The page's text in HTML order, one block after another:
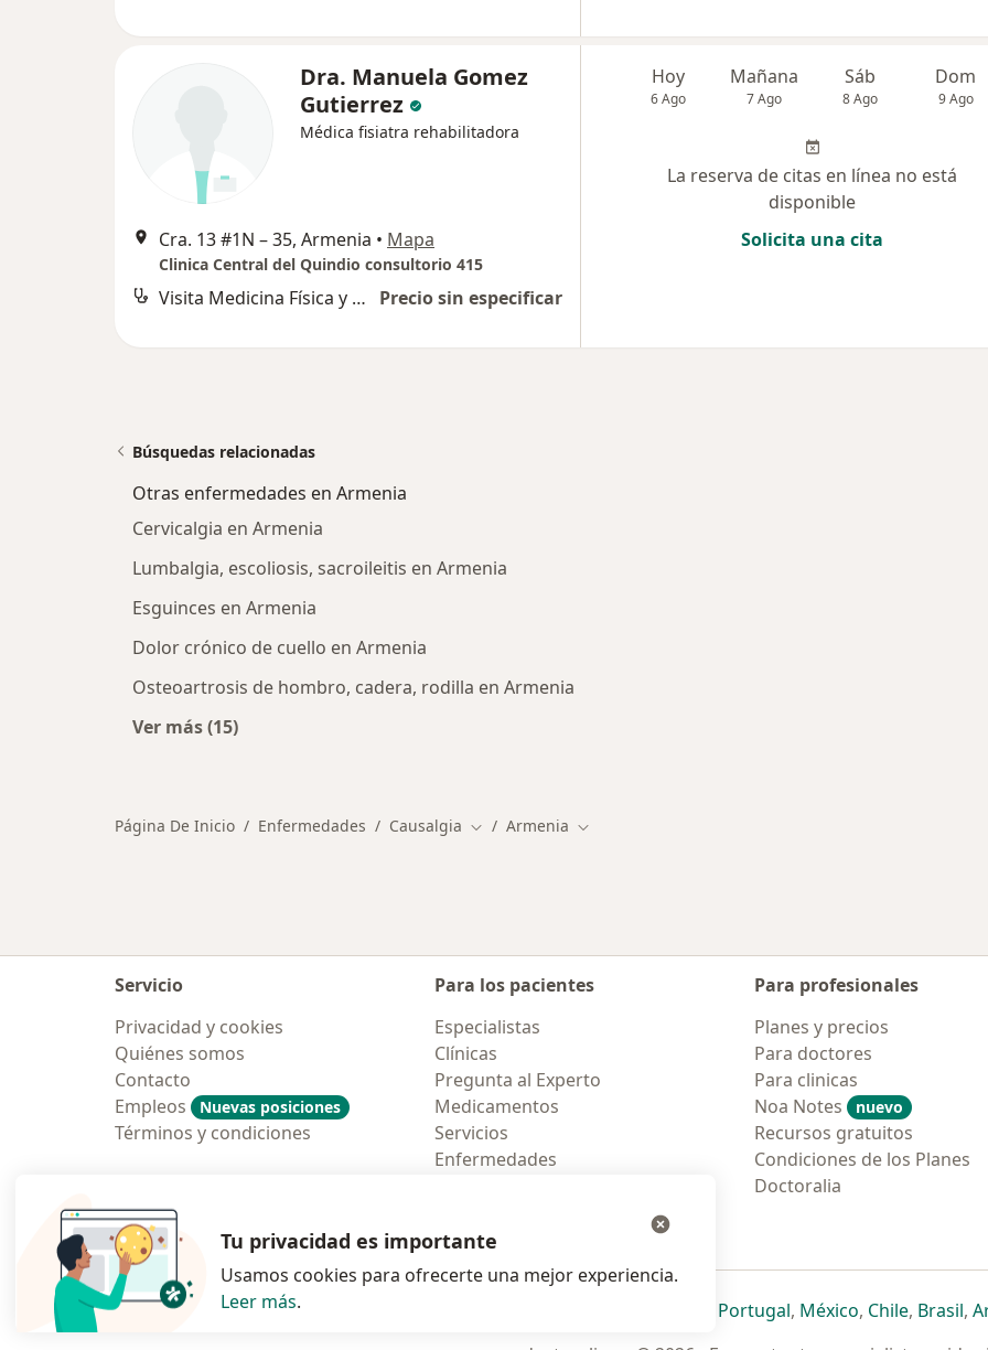
Dra. Manuela Gomez
Gutierrez
Médica fisiatra rehabilitadora
Cra. 13 #1N – 35, Armenia • Mapa
Clinica Central del Quindio consultorio 415
Visita Medicina Física y Rehabilitación Precio sin especificar
Hoy
6 Ago
Mañana
7 Ago
Sáb
8 Ago
Dom
9 Ago
La reserva de citas en línea no está
disponible
Solicita una cita
Búsquedas relacionadas
Otras enfermedades en Armenia
Cervicalgia en Armenia
Lumbalgia, escoliosis, sacroileitis en Armenia
Esguinces en Armenia
Dolor crónico de cuello en Armenia
Osteoartrosis de hombro, cadera, rodilla en Armenia
Ver más (15)
Página De Inicio Enfermedades Causalgia Cambiar de ciudad
Armenia Cambiar de ciudad
Servicio
Privacidad y cookies
Quiénes somos
Contacto
Empleos
Nuevas posiciones
Términos y condiciones
Para los pacientes
Especialistas
Clínicas
Pregunta al Experto
Medicamentos
Servicios
Enfermedades
Para profesionales
Planes y precios
Para doctores
Para clinicas
Noa Notes
nuevo
Recursos gratuitos
Condiciones de los Planes
Doctoralia
Polska se abre en una nueva pestaña
se abre en una nueva pestaña
se abre en una nueva pestaña
se abre en una nueva pestaña
Portugalse abre en una nueva
, Méxicose abre en una
, Chilese abre
, Brasilse
,
Tu privacidad es importante
Usamos cookies para ofrecerte una mejor experiencia.
Leer más.